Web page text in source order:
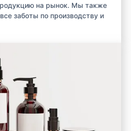
на рынок. Мы также
заботы по производству и